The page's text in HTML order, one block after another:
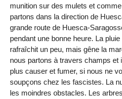
munition sur des mulets et
partons dans la direction de
grande route de Huesca-
pendant une bonne heure. La
rafraîchit un peu, mais gêne la
nous partons à travers champs et
plus causer et fumer, si nous ne
soupçons chez les fascistes. La
les moindres obstacles. Les